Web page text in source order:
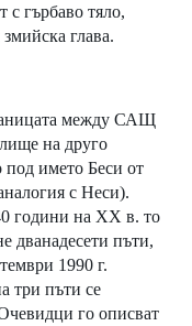
с гърбаво тяло,
глава.
между САЩ
на друго
под името Беси от
с Неси).
години на ХХ в. то
дванадесети пъти,
1990 г.
три пъти се
го описват